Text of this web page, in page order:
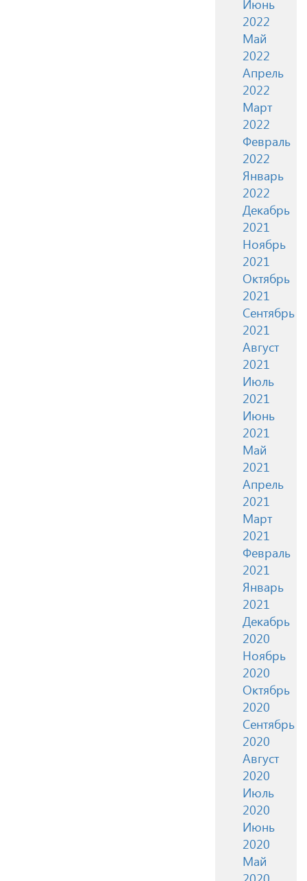
Июнь
2022
Май
2022
Апрель
2022
Март
2022
Февраль
2022
Январь
2022
Декабрь
2021
Ноябрь
2021
Октябрь
2021
Сентябрь
2021
Август
2021
Июль
2021
Июнь
2021
Май
2021
Апрель
2021
Март
2021
Февраль
2021
Январь
2021
Декабрь
2020
Ноябрь
2020
Октябрь
2020
Сентябрь
2020
Август
2020
Июль
2020
Июнь
2020
Май